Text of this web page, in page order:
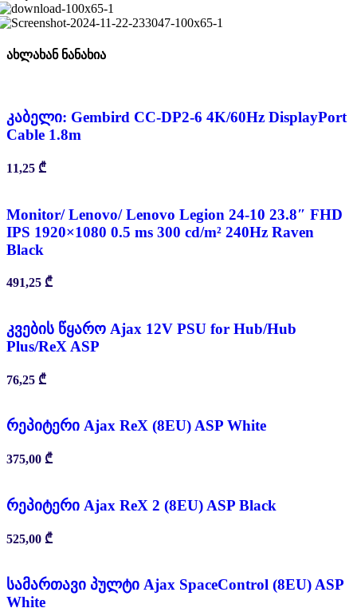
ახლახან ნანახია
კაბელი: Gembird CC-DP2-6 4K/60Hz DisplayPort
Cable 1.8m
11,25 ₾
Monitor/ Lenovo/ Lenovo Legion 24-10 23.8″ FHD
IPS 1920×1080 0.5 ms 300 cd/m² 240Hz Raven
Black
491,25 ₾
კვების წყარო Ajax 12V PSU for Hub/Hub
Plus/ReX ASP
76,25 ₾
რეპიტერი Ajax ReX (8EU) ASP White
375,00 ₾
რეპიტერი Ajax ReX 2 (8EU) ASP Black
525,00 ₾
სამართავი პულტი Ajax SpaceControl (8EU) ASP
White